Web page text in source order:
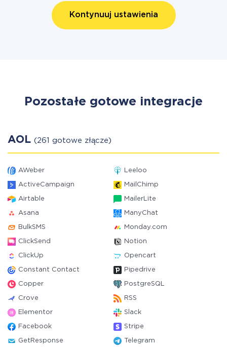
Kontynuuj ustawienia
Pozostałe gotowe integracje
AOL (261 gotowe złącze)
AWeber Leeloo
ActiveCampaign MailChimp
Airtable MailerLite
Asana ManyChat
BulkSMS Monday.com
ClickSend Notion
ClickUp Opencart
Constant Contact Pipedrive
Copper PostgreSQL
Crove RSS
Elementor Slack
Facebook Stripe
GetResponse Telegram